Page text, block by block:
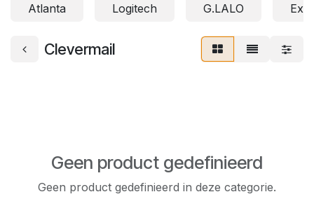
Atlanta Logitech G.LALO
Clevermail
Geen product gedefinieerd
Geen product gedefinieerd in deze categorie.